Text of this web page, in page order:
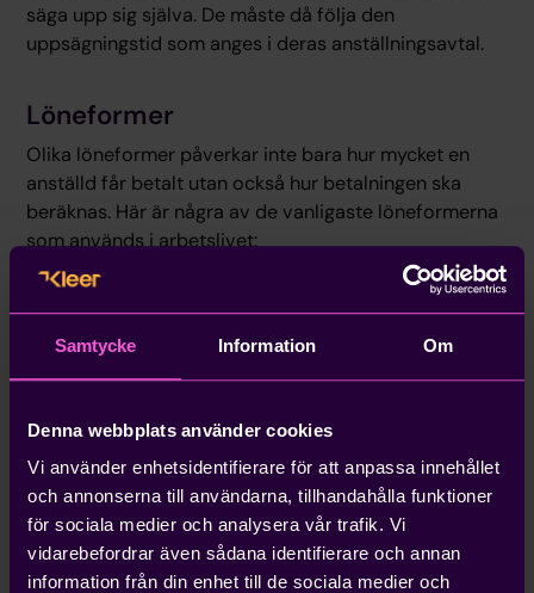
Samtycke Information Om
Denna webbplats använder cookies
Vi använder enhetsidentifierare för att anpassa innehållet
och annonserna till användarna, tillhandahålla funktioner
för sociala medier och analysera vår trafik. Vi
vidarebefordrar även sådana identifierare och annan
information från din enhet till de sociala medier och
säga upp sig själva. De måste då följa den
uppsägningstid som anges i deras anställningsavtal.
Löneformer
Olika löneformer påverkar inte bara hur mycket en
anställd får betalt utan också hur betalningen ska
beräknas. Här är några av de vanligaste löneformerna
som används i arbetslivet:
Månadslön
Månadslön är den mest traditionella och vanligaste
formen av löneutbetalning, där en anställd får en fast
bestämt antal arbetstimmar. Denna löneform är vanlig
bland anställda som arbetar heltid och ger
arbetstagaren en förutsägbar och stabil inkomst.
Timlön